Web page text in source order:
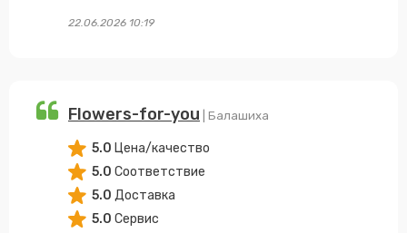
22.06.2026 10:19
Flowers-for-you | Балашиха
5.0 Цена/качество
5.0 Соответствие
5.0 Доставка
5.0 Сервис